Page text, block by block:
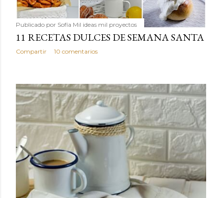
Publicado por Sofía Mil ideas mil proyectos
11 RECETAS DULCES DE SEMANA SANTA
Compartir 10 comentarios